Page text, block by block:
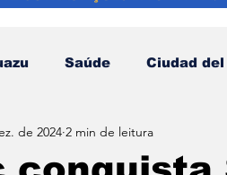
Saúde Ciudad
Esporte Turismo
de 2024 2 min de leitura